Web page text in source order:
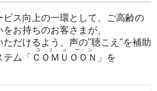
ス向上の一環として、ご高齢の
お持ちのお客さまが、
だけるよう、声の"聴こえ"を補助
ム「 ＣＯＭＵＯＯＮ
コミューン
」を